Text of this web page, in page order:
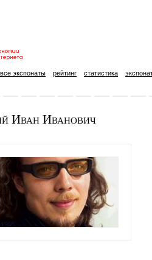
все экспонаты рейтинг статистика
Иван Иванович